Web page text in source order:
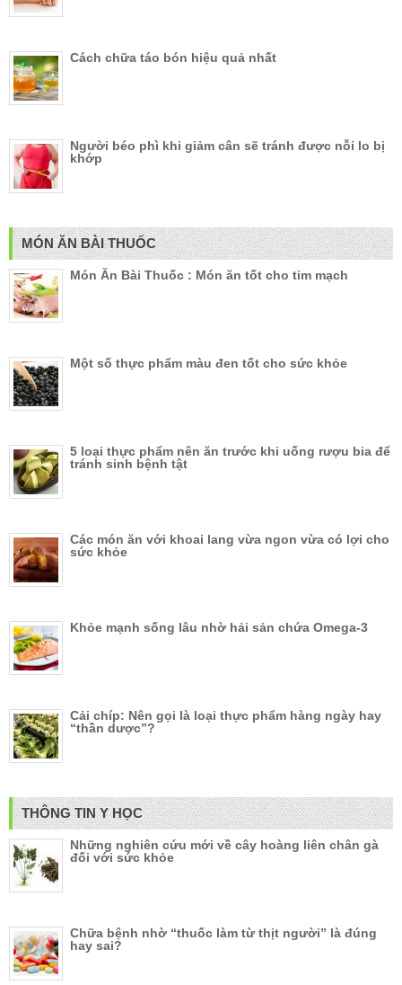
Cách chữa táo bón hiệu quả nhất
Người béo phì khi giảm cân sẽ tránh được nỗi lo bị
khớp
MÓN ĂN BÀI THUỐC
Món Ăn Bài Thuốc : Món ăn tốt cho tim mạch
Một số thực phẩm màu đen tốt cho sức khỏe
5 loại thực phẩm nên ăn trước khi uống rượu bia để
tránh sinh bệnh tật
Các món ăn với khoai lang vừa ngon vừa có lợi cho
sức khỏe
Khỏe mạnh sống lâu nhờ hải sản chứa Omega-3
Cải chíp: Nên gọi là loại thực phẩm hàng ngày hay
“thần dược”?
THÔNG TIN Y HỌC
Những nghiên cứu mới về cây hoàng liên chân gà
đối với sức khỏe
Chữa bệnh nhờ “thuốc làm từ thịt người” là đúng
hay sai?